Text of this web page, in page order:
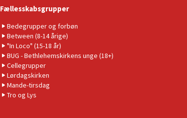
Fællesskabsgrupper
Bedegrupper og forbøn
Between (8-14 årige)
"In Loco" (15-18 år)
BUG - Bethlehemskirkens unge (18+)
Cellegrupper
Lørdagskirken
Mande-tirsdag
Tro og Lys